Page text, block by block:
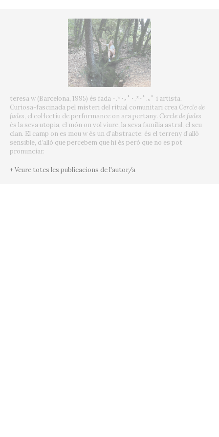
teresa w (Barcelona, 1995) és fada ･.*･｡ﾟ･.*･ﾟ.｡ﾟ i artista.
Curiosa-fascinada pel misteri del ritual comunitari crea Cercle de
fades, el col·lectiu de performance on ara pertany. Cercle de fades
és la seva utopia, el món on vol viure, la seva família astral, el seu
clan. El camp on es mou w és un d’abstracte: és el terreny d’allò
sensible, d’allò que percebem que hi és però que no es pot
pronunciar.
+ Veure totes les publicacions de l'autor/a